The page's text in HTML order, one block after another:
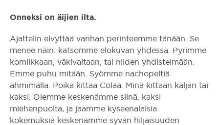
Onneksi on äijien ilta.
Ajattelin elvyttää vanhan perinteemme tänään. Se
menee näin: katsomme elokuvan yhdessä. Pyrimme
komiikkaan, väkivaltaan, tai niiden yhdistelmään.
Emme puhu mitään. Syömme nachopeltiä
ahmimalla. Poika kittaa Colaa. Minä kittaan kaljan tai
kaksi. Olemme keskenämme siinä, kaksi
miehenpuolta, ja jaamme kyseenalaisia
kokemuksia keskenämme syvän hiljaisuuden